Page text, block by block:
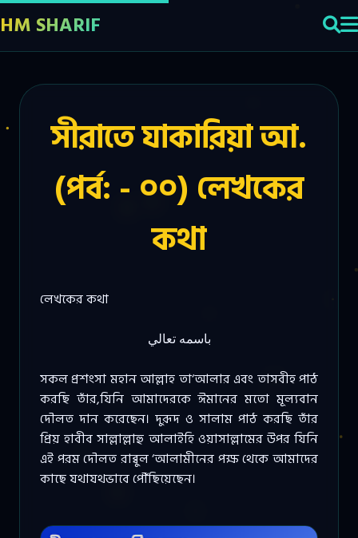
HM SHARIF
সীরাতে যাকারিয়া আ.
(পর্ব: - ০০) লেখকের
কথা
লেখকের কথা
باسمه تعالي
সকল প্রশংসা মহান আল্লাহ তা‘আলার এবং তাসবীহ পাঠ
করছি তাঁর,যিনি আমাদেরকে ঈমানের মতো মূল্যবান
দৌলত দান করেছেন। দুরূদ ও সালাম পাঠ করছি তাঁর
প্রিয় হাবীব সাল্লাল্লাহু আলাইহি ওয়াসাল্লামের উপর যিনি
এই পরম দৌলত রাব্বুল ‘আলামীনের পক্ষ থেকে আমাদের
কাছে যথাযথভাবে পৌঁছিয়েছেন।